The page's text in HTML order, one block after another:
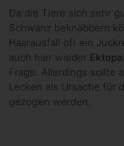
Da die Tiere sich sehr
Schwanz beknabbern
Haarausfall oft ein
auch hier wieder
Frage. Allerdings sollte
Lecken als Ursache für
gezogen werden.